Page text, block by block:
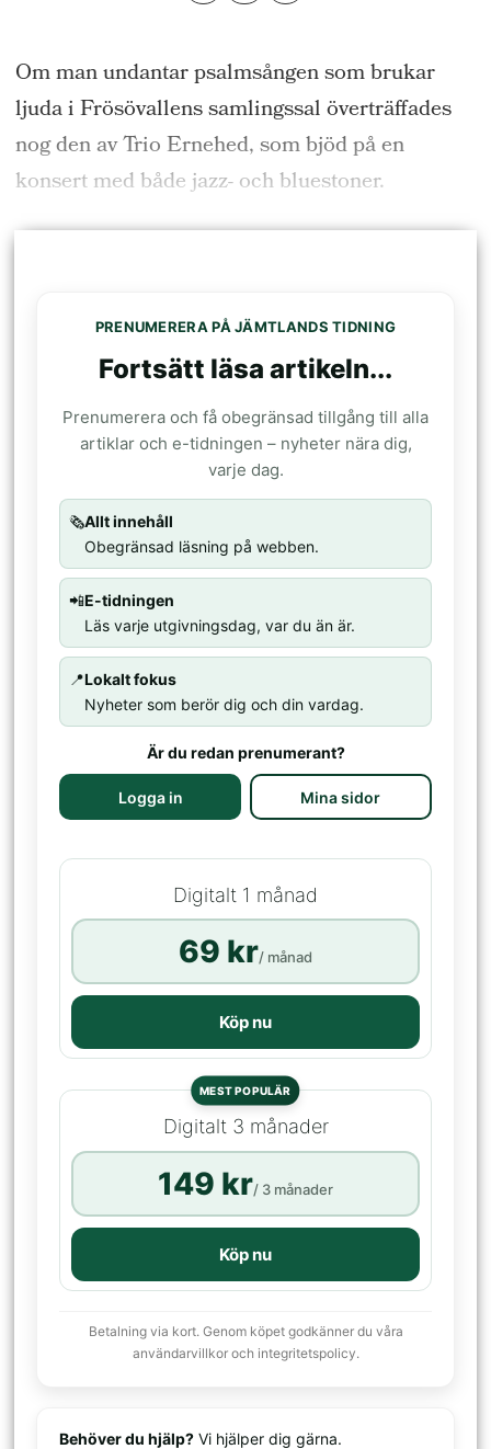
Om man undantar psalmsången som brukar
ljuda i Frösövallens samlingssal överträffades
nog den av Trio Ernehed, som bjöd på en
konsert med både jazz- och bluestoner.
PRENUMERERA PÅ JÄMTLANDS TIDNING
Fortsätt läsa artikeln...
Prenumerera och få obegränsad tillgång till alla
artiklar och e-tidningen – nyheter nära dig,
varje dag.
🗞️Allt innehåll
Obegränsad läsning på webben.
📲E-tidningen
Läs varje utgivningsdag, var du än är.
📍Lokalt fokus
Nyheter som berör dig och din vardag.
Är du redan prenumerant?
Logga in Mina sidor
Digitalt 1 månad
69 kr/ månad
Köp nu
MEST POPULÄR
Digitalt 3 månader
149 kr/ 3 månader
Köp nu
Betalning via kort. Genom köpet godkänner du våra
användarvillkor och integritetspolicy.
Behöver du hjälp? Vi hjälper dig gärna.